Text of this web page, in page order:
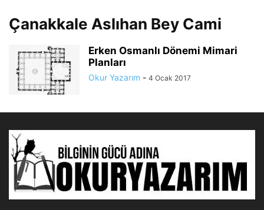
Çanakkale Aslıhan Bey Cami
Erken Osmanlı Dönemi Mimari
Planları
Okur Yazarım - 4 Ocak 2017